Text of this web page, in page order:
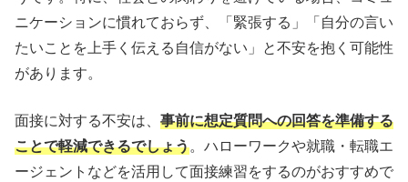
ニケーションに慣れておらず、「緊張する」「自分の言い
たいことを上手く伝える自信がない」と不安を抱く可能性
があります。
面接に対する不安は、 事前に想定質問への回答を準備する
ことで軽減できるでしょう。ハローワークや就職・転職エ
ージェントなどを活用して面接練習をするのがおすすめで